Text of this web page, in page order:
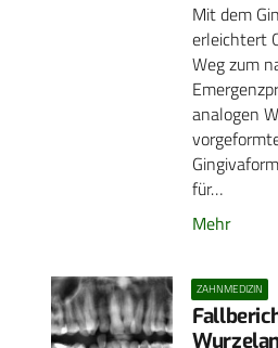
Mit dem
erleichtert
Weg zum
analogen
für…
Mehr
ZAHNMEDIZIN